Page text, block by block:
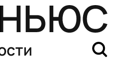
украинских БПЛА